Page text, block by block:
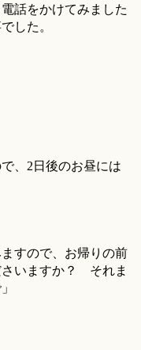
話をかけてみました
した。
、2日後のお昼には
すので、お帰りの前
さいますか？ それま